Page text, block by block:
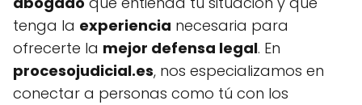
tenga la experiencia necesaria para
ofrecerte la mejor defensa legal. En
procesojudicial.es, nos especializamos en
conectar a personas como tú con los